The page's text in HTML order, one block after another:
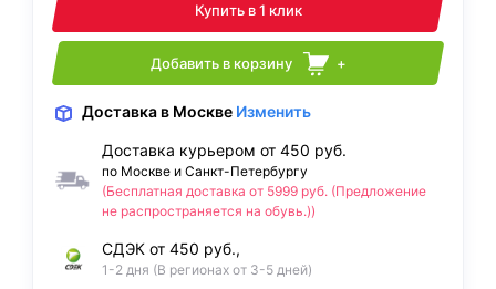
Купить в 1 клик
Добавить в корзину +
Доставка в Москве Изменить
Доставка курьером от 450 руб.
по Москве и Санкт-Петербургу
(Бесплатная доставка от 5999 руб. (Предложение
не распространяется на обувь.))
СДЭК от 450 руб.,
1-2 дня (В регионах от 3-5 дней)